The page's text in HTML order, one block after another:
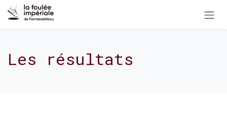
Se rendre au contenu
Les résultats